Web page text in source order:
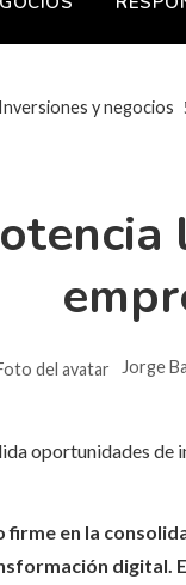
Inversiones y negocios
Jorge
firme en la
digital.